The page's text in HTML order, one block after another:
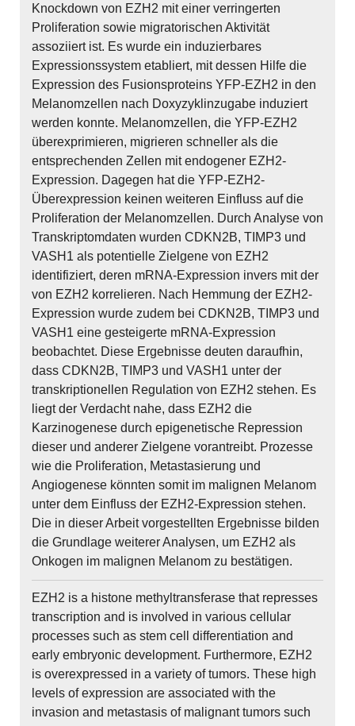
Knockdown von EZH2 mit einer verringerten
Proliferation sowie migratorischen Aktivität
assoziiert ist. Es wurde ein induzierbares
Expressionssystem etabliert, mit dessen Hilfe die
Expression des Fusionsproteins YFP-EZH2 in den
Melanomzellen nach Doxyzyklinzugabe induziert
werden konnte. Melanomzellen, die YFP-EZH2
überexprimieren, migrieren schneller als die
entsprechenden Zellen mit endogener EZH2-
Expression. Dagegen hat die YFP-EZH2-
Überexpression keinen weiteren Einfluss auf die
Proliferation der Melanomzellen. Durch Analyse von
Transkriptomdaten wurden CDKN2B, TIMP3 und
VASH1 als potentielle Zielgene von EZH2
identifiziert, deren mRNA-Expression invers mit der
von EZH2 korrelieren. Nach Hemmung der EZH2-
Expression wurde zudem bei CDKN2B, TIMP3 und
VASH1 eine gesteigerte mRNA-Expression
beobachtet. Diese Ergebnisse deuten daraufhin,
dass CDKN2B, TIMP3 und VASH1 unter der
transkriptionellen Regulation von EZH2 stehen. Es
liegt der Verdacht nahe, dass EZH2 die
Karzinogenese durch epigenetische Repression
dieser und anderer Zielgene vorantreibt. Prozesse
wie die Proliferation, Metastasierung und
Angiogenese könnten somit im malignen Melanom
unter dem Einfluss der EZH2-Expression stehen.
Die in dieser Arbeit vorgestellten Ergebnisse bilden
die Grundlage weiterer Analysen, um EZH2 als
Onkogen im malignen Melanom zu bestätigen.
EZH2 is a histone methyltransferase that represses
transcription and is involved in various cellular
processes such as stem cell differentiation and
early embryonic development. Furthermore, EZH2
is overexpressed in a variety of tumors. These high
levels of expression are associated with the
invasion and metastasis of malignant tumors such